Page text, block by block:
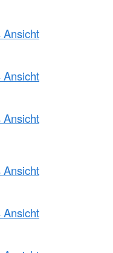
Ansicht
Ansicht
Ansicht
Ansicht
Ansicht